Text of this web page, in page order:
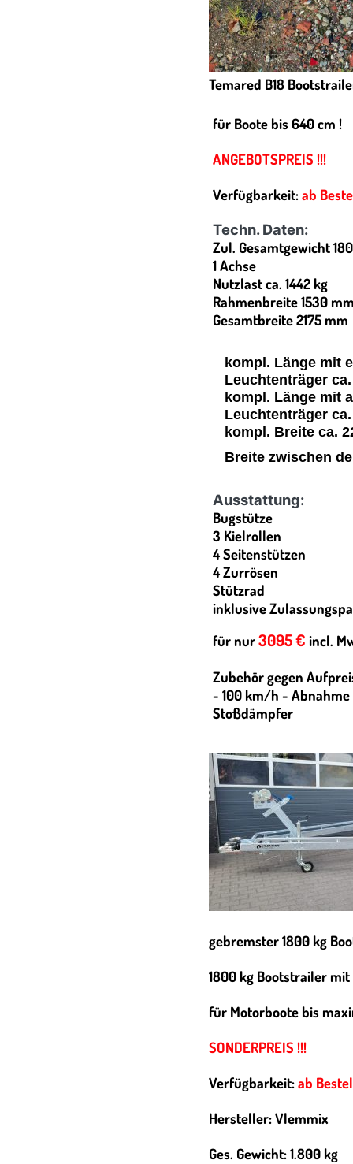
Temared B18
für Boote bis 640 cm !
ANGEBOTSPREIS !!!
Verfügbarkeit:ab
Techn. Daten:
Zul. Gesamtgewicht
1 Achse
Nutzlast ca. 1442 kg
Rahmenbreite 1530
Gesamtbreite 2175 mm
kompl. Länge mit
Leuchtenträger
kompl. Länge mit
Leuchtenträger
kompl. Breite ca.
Breite zwischen
Ausstattung:
Bugstütze
3 Kielrollen
4 Seitenstützen
4 Zurrösen
Stützrad
inklusive
für nur3095 € incl.
Zubehör gegen
- 100 km/h -
Stoßdämpfer
gebremster 1800 kg
1800 kg Bootstrailer
für Motorboote bis
SONDERPREIS !!!
Verfügbarkeit:ab
Hersteller: Vlemmix
Ges. Gewicht: 1.800 kg